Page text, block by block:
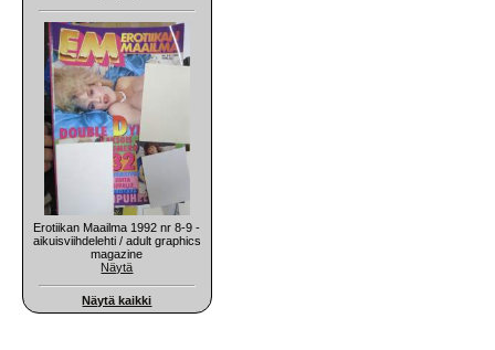
Erotiikan Maailma 1992 nr 8-9 -
aikuisviihdelehti / adult graphics
magazine
Näytä
Näytä kaikki